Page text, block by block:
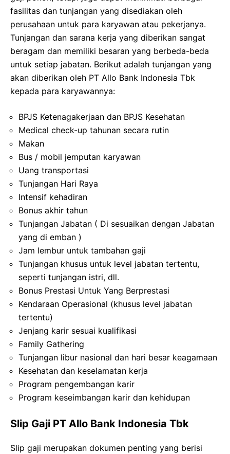
fasilitas dan tunjangan yang disediakan oleh
perusahaan untuk para karyawan atau pekerjanya.
Tunjangan dan sarana kerja yang diberikan sangat
beragam dan memiliki besaran yang berbeda-beda
untuk setiap jabatan. Berikut adalah tunjangan yang
akan diberikan oleh PT Allo Bank Indonesia Tbk
kepada para karyawannya:
BPJS Ketenagakerjaan dan BPJS Kesehatan
Medical check-up tahunan secara rutin
Makan
Bus / mobil jemputan karyawan
Uang transportasi
Tunjangan Hari Raya
Intensif kehadiran
Bonus akhir tahun
Tunjangan Jabatan ( Di sesuaikan dengan Jabatan
yang di emban )
Jam lembur untuk tambahan gaji
Tunjangan khusus untuk level jabatan tertentu,
seperti tunjangan istri, dll.
Bonus Prestasi Untuk Yang Berprestasi
Kendaraan Operasional (khusus level jabatan
tertentu)
Jenjang karir sesuai kualifikasi
Family Gathering
Tunjangan libur nasional dan hari besar keagamaan
Kesehatan dan keselamatan kerja
Program pengembangan karir
Program keseimbangan karir dan kehidupan
Slip Gaji PT Allo Bank Indonesia Tbk
Slip gaji merupakan dokumen penting yang berisi